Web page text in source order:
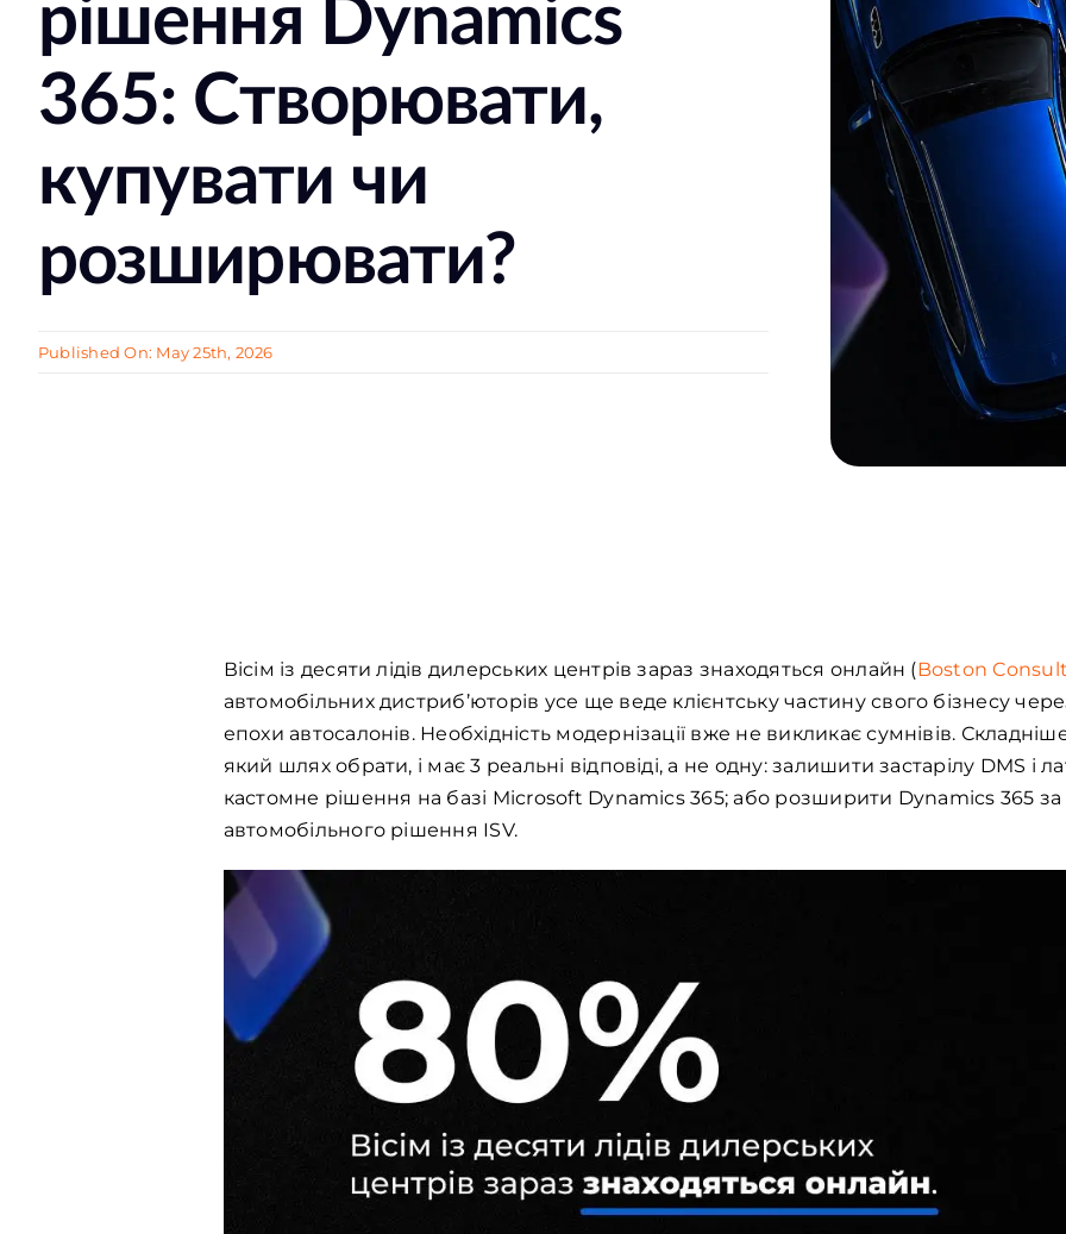
рішення Dynamics
365: Створювати,
купувати чи
розширювати?
Published On: May 25th, 2026
Вісім із десяти лідів дилерських центрів зараз знаходяться онлайн (Boston
автомобільних дистриб’юторів усе ще веде клієнтську частину свого бізнесу
епохи автосалонів. Необхідність модернізації вже не викликає сумнівів.
який шлях обрати, і має 3 реальні відповіді, а не одну: залишити застарілу DMS і
кастомне рішення на базі Microsoft Dynamics 365; або розширити Dynamics 365
автомобільного рішення ISV.